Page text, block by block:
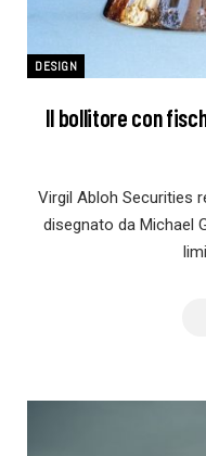
DESIGN
Il bollitore con
Virgil Abloh Securities
disegnato da Michael